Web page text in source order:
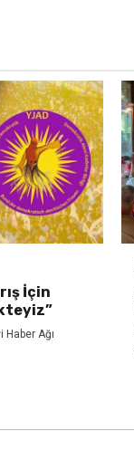
İçin
Haber Ağı